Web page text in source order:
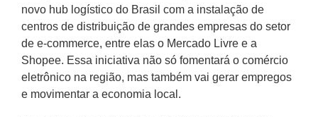
novo hub logístico do Brasil com a instalação de
centros de distribuição de grandes empresas do setor
de e-commerce, entre elas o Mercado Livre e a
Shopee. Essa iniciativa não só fomentará o comércio
eletrônico na região, mas também vai gerar empregos
e movimentar a economia local.